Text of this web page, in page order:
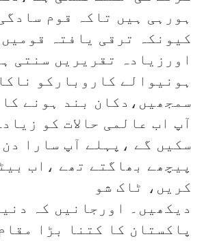
ہورہی ہیں تاکہ قوم
کیونکہ ترقی یافتہ
اورزیادہ تقریریں سنتی
ہونیوالے کاروبارکو
سمجھیں،دکان بند ہونے
آپ اب عالمی حالات کو
سکیں گے ،پہلے آپ سارا
پیچھے بھاگتے تھے ،اب
کریں، ٹاک شو
دیکھیں۔ اورجانیں کہ
پاکستان کا کتنا بڑا